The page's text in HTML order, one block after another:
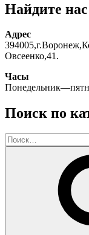
Найдите нас
Адрес
Овсеенко,41.
Часы
Поиск по
Искать: